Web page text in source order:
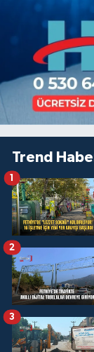
Trend
1
2
3